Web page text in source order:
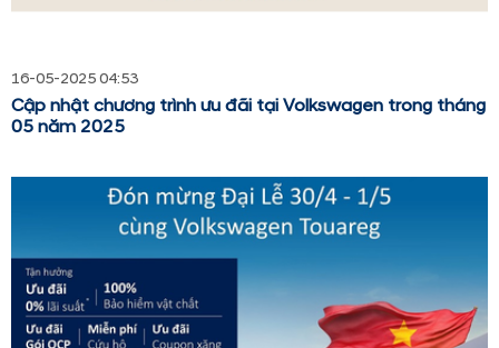
16-05-2025 04:53
Cập nhật chương trình ưu đãi tại Volkswagen trong tháng
05 năm 2025